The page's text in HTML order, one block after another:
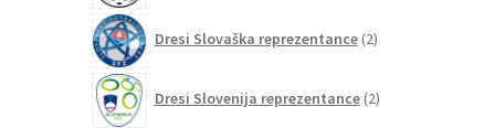
Dresi Slovaška reprezentance 2izdelka
Dresi Slovenija reprezentance 2izdelka